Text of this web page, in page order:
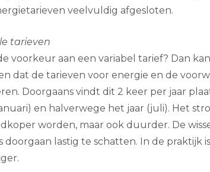
veelvuldig afgesloten.
tarieven
voorkeur aan een variabel tarief? Dan
dat de tarieven voor energie en de
Doorgaans vindt dit 2 keer per jaar
en halverwege het jaar (juli). Het
worden, maar ook duurder. De
doorgaan lastig te schatten. In de praktijk